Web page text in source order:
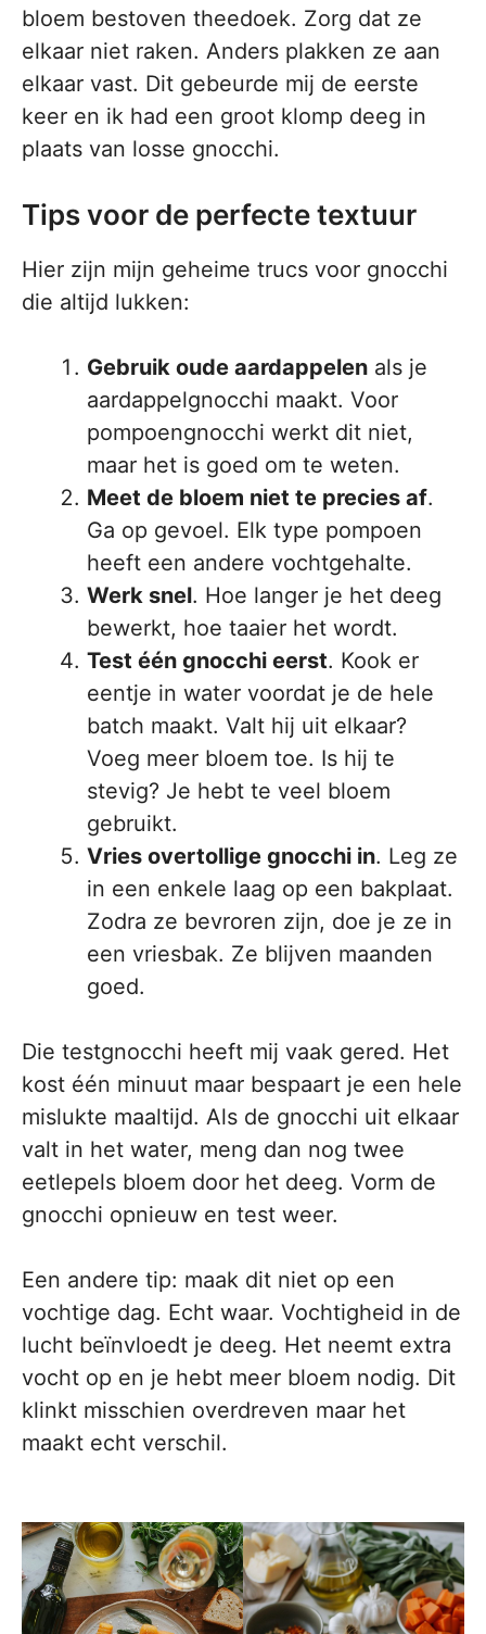
bloem bestoven theedoek. Zorg dat ze
elkaar niet raken. Anders plakken ze aan
elkaar vast. Dit gebeurde mij de eerste
keer en ik had een groot klomp deeg in
plaats van losse gnocchi.
Tips voor de perfecte textuur
Hier zijn mijn geheime trucs voor gnocchi
die altijd lukken:
Gebruik oude aardappelen als je
aardappelgnocchi maakt. Voor
pompoengnocchi werkt dit niet,
maar het is goed om te weten.
Meet de bloem niet te precies af.
Ga op gevoel. Elk type pompoen
heeft een andere vochtgehalte.
Werk snel. Hoe langer je het deeg
bewerkt, hoe taaier het wordt.
Test één gnocchi eerst. Kook er
eentje in water voordat je de hele
batch maakt. Valt hij uit elkaar?
Voeg meer bloem toe. Is hij te
stevig? Je hebt te veel bloem
gebruikt.
Vries overtollige gnocchi in. Leg ze
in een enkele laag op een bakplaat.
Zodra ze bevroren zijn, doe je ze in
een vriesbak. Ze blijven maanden
goed.
Die testgnocchi heeft mij vaak gered. Het
kost één minuut maar bespaart je een hele
mislukte maaltijd. Als de gnocchi uit elkaar
valt in het water, meng dan nog twee
eetlepels bloem door het deeg. Vorm de
gnocchi opnieuw en test weer.
Een andere tip: maak dit niet op een
vochtige dag. Echt waar. Vochtigheid in de
lucht beïnvloedt je deeg. Het neemt extra
vocht op en je hebt meer bloem nodig. Dit
klinkt misschien overdreven maar het
maakt echt verschil.